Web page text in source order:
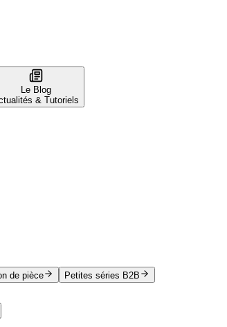
Le Blog
& Tutoriels
de pièce
Petites séries B2B